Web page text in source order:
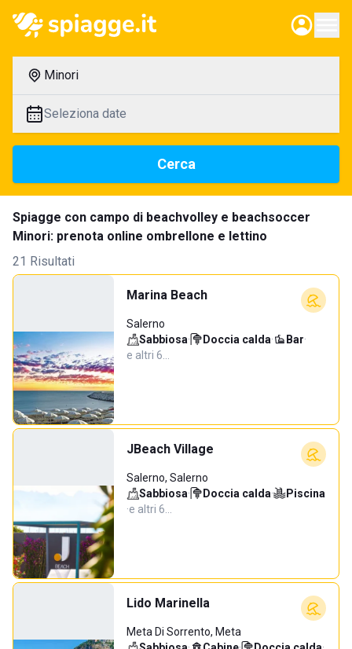
Minori
Seleziona date
Cerca
Spiagge con campo di beachvolley e beachsoccer
Minori: prenota online ombrellone e lettino
21 Risultati
Marina Beach
Salerno
Sabbiosa· Doccia calda· Bar·
e altri 6…
JBeach Village
Salerno, Salerno
Sabbiosa· Doccia calda·
Piscina
·e altri 6…
Lido Marinella
Meta Di Sorrento, Meta